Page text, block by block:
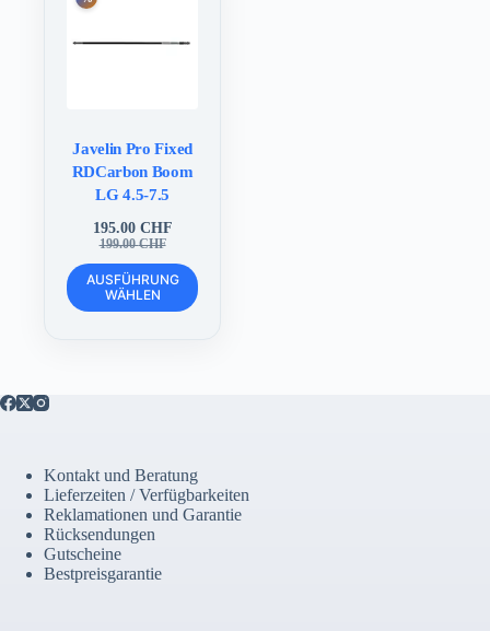
Javelin Pro Fixed
RDCarbon Boom
LG 4.5-7.5
199.00CHF
Ursprünglicher
Preis
war:
199.00 CHF
195.00 CHF
Aktueller
Preis
ist:
195.00 CHF.
AUSFÜHRUNG
WÄHLEN
Dieses
Produkt
weist
der
Produktseite
gewählt
werden
Kontakt und Beratung
Lieferzeiten / Verfügbarkeiten
Reklamationen und Garantie
Rücksendungen
Gutscheine
Bestpreisgarantie